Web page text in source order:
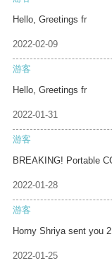
Hello, Greetings fr
2022-02-09
游客
Hello, Greetings fr
2022-01-31
游客
BREAKING! Portable
2022-01-28
游客
Horny Shriya sent you 2
2022-01-25